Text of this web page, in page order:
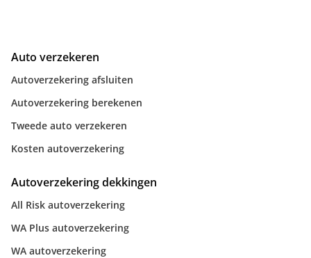
Auto verzekeren
Autoverzekering afsluiten
Autoverzekering berekenen
Tweede auto verzekeren
Kosten autoverzekering
Autoverzekering dekkingen
All Risk autoverzekering
WA Plus autoverzekering
WA autoverzekering